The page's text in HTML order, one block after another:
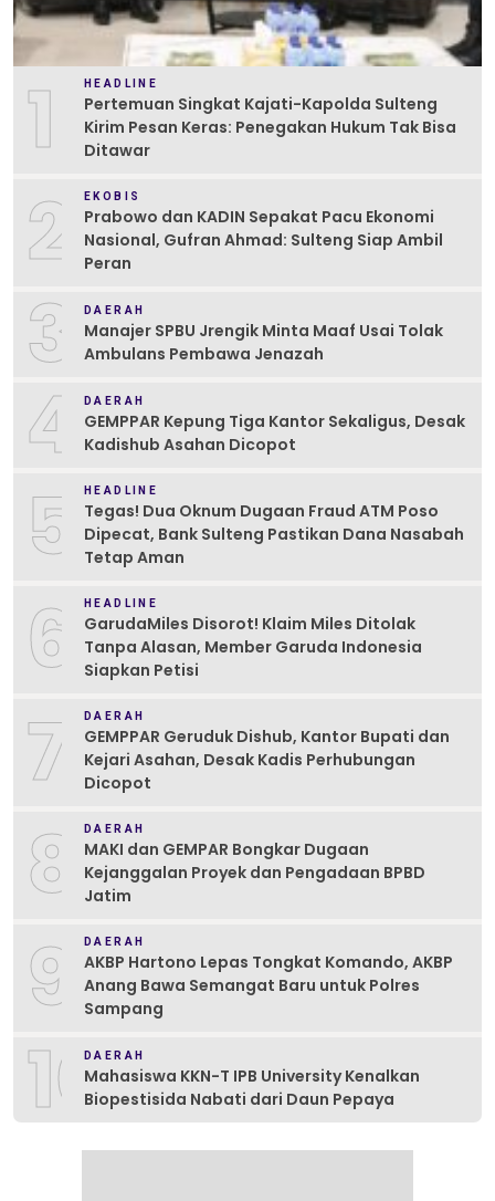
1 HEADLINE
Pertemuan Singkat Kajati-Kapolda Sulteng
Kirim Pesan Keras: Penegakan Hukum Tak Bisa
Ditawar
2 EKOBIS
Prabowo dan KADIN Sepakat Pacu Ekonomi
Nasional, Gufran Ahmad: Sulteng Siap Ambil
Peran
3 DAERAH
Manajer SPBU Jrengik Minta Maaf Usai Tolak
Ambulans Pembawa Jenazah
4 DAERAH
GEMPPAR Kepung Tiga Kantor Sekaligus, Desak
Kadishub Asahan Dicopot
5 HEADLINE
Tegas! Dua Oknum Dugaan Fraud ATM Poso
Dipecat, Bank Sulteng Pastikan Dana Nasabah
Tetap Aman
6 HEADLINE
GarudaMiles Disorot! Klaim Miles Ditolak
Tanpa Alasan, Member Garuda Indonesia
Siapkan Petisi
7 DAERAH
GEMPPAR Geruduk Dishub, Kantor Bupati dan
Kejari Asahan, Desak Kadis Perhubungan
Dicopot
8 DAERAH
MAKI dan GEMPAR Bongkar Dugaan
Kejanggalan Proyek dan Pengadaan BPBD
Jatim
9 DAERAH
AKBP Hartono Lepas Tongkat Komando, AKBP
Anang Bawa Semangat Baru untuk Polres
Sampang
10DAERAH
Mahasiswa KKN-T IPB University Kenalkan
Biopestisida Nabati dari Daun Pepaya